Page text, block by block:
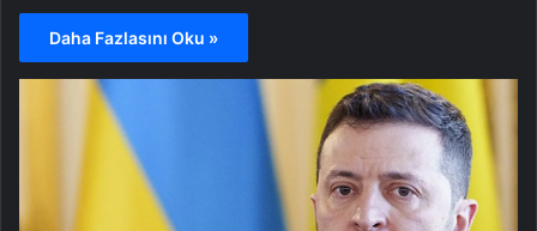
Daha Fazlasını Oku »